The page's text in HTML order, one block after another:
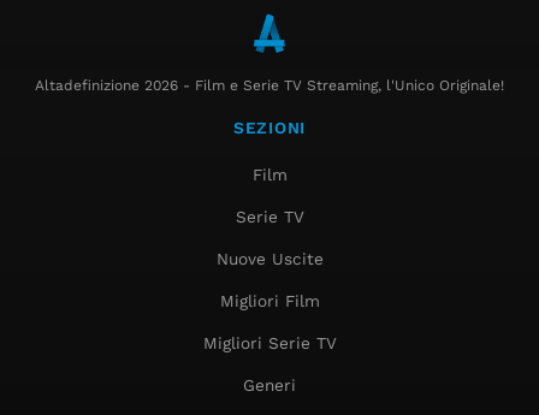
Altadefinizione 2026 - Film e Serie TV Streaming, l'Unico Originale!
SEZIONI
Film
Serie TV
Nuove Uscite
Migliori Film
Migliori Serie TV
Generi